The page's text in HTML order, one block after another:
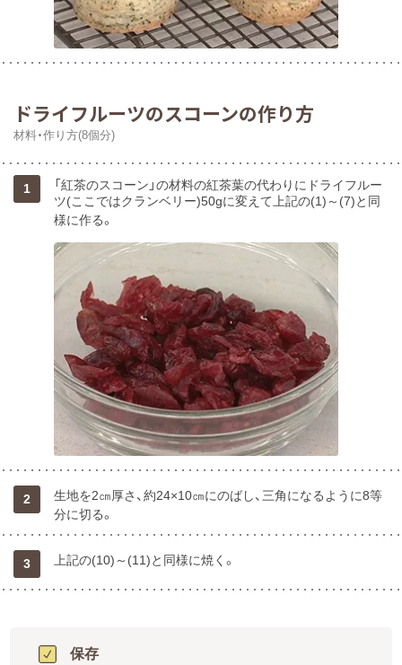
ドライフルーツのスコーンの作り方
材料・作り方(8個分)
1
「紅茶のスコーン」の材料の紅茶葉の代わりにドライフルー
ツ(ここではクランベリー)50gに変えて上記の(1)～(7)と同
様に作る。
2
生地を2㎝厚さ、約24×10㎝にのばし、三角になるように8等
分に切る。
3 上記の(10)～(11)と同様に焼く。
保存